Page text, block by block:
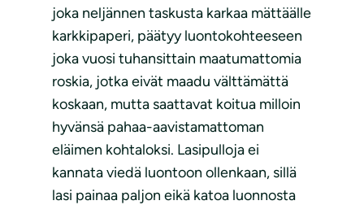
joka neljännen taskusta karkaa mättäälle
karkkipaperi, päätyy luontokohteeseen
joka vuosi tuhansittain maatumattomia
roskia, jotka eivät maadu välttämättä
koskaan, mutta saattavat koitua milloin
hyvänsä pahaa-aavistamattoman
eläimen kohtaloksi. Lasipulloja ei
kannata viedä luontoon ollenkaan, sillä
lasi painaa paljon eikä katoa luonnosta